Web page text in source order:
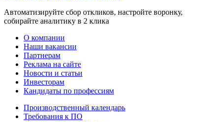
Автоматизируйте сбор откликов, настройте воронку,
собирайте аналитику в 2 клика
О компании
Наши вакансии
Партнерам
Реклама на сайте
Новости и статьи
Инвесторам
Кандидаты по профессиям
Производственный календарь
Требования к ПО